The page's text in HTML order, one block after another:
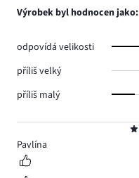
5
Pavlína
Výrobek byl hodnocen jako:
odpovídá velikosti
příliš velký
příliš malý